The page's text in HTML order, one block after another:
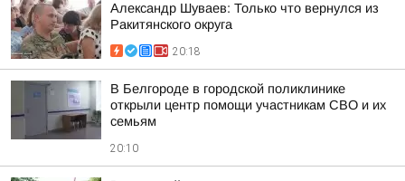
Александр Шуваев: Только что вернулся из
Ракитянского округа
20:18
В Белгороде в городской поликлинике
открыли центр помощи участникам СВО и их
семьям
20:10